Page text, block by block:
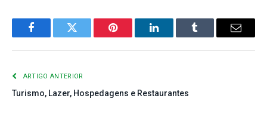
FacebookTwitter Pinterest LinkedInTumblr
E-
ARTIGO ANTERIOR
Turismo, Lazer, Hospedagens e Restaurantes